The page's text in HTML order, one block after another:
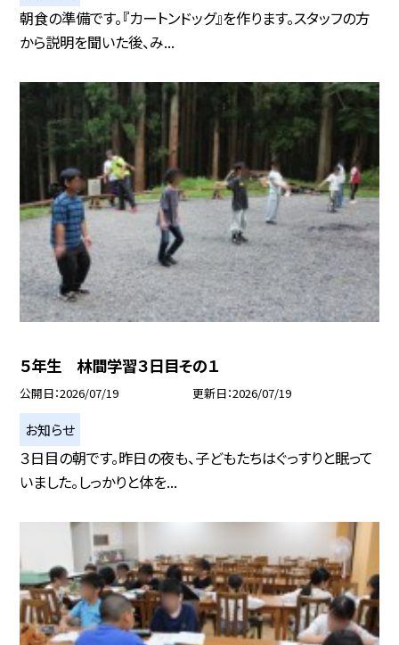
朝食の準備です。『カートンドッグ』を作ります。スタッフの方
から説明を聞いた後、み...
５年生 林間学習３日目その１
公開日 2026/07/19 更新日 2026/07/19
お知らせ
３日目の朝です。昨日の夜も、子どもたちはぐっすりと眠って
いました。しっかりと体を...